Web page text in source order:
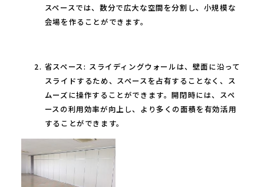
スペースでは、数分で広大な空間を分割し、小規模な
会場を作ることができます。
省スペース: スライディングウォールは、壁面に沿って
スライドするため、スペースを占有することなく、ス
ムーズに操作することができます。開閉時には、スペ
ースの利用効率が向上し、より多くの面積を有効活用
することができます。